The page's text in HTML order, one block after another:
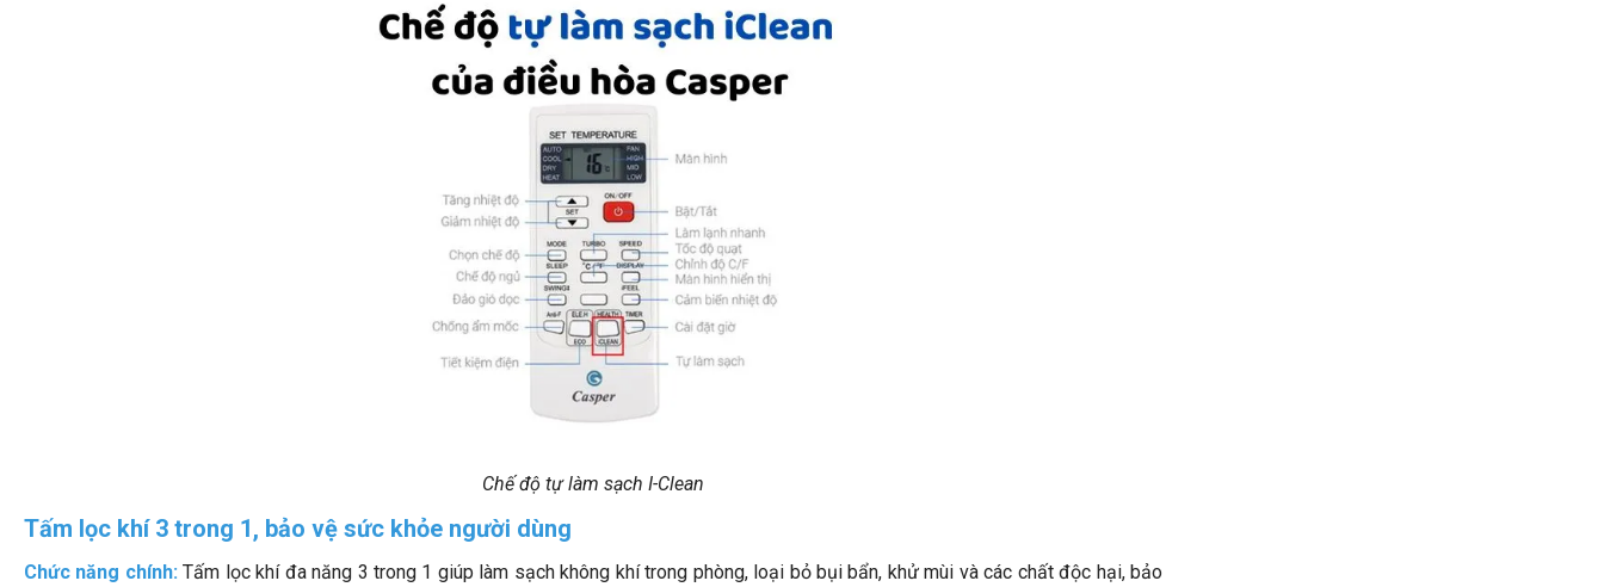
Chế độ tự làm sạch I-Clean
Tấm lọc khí 3 trong 1, bảo vệ sức khỏe người dùng
Chức năng chính:Tấm lọc khí đa năng 3 trong 1 giúp làm sạch không khí trong phòng, loại bỏ bụi bẩn, khử mùi và các chất độc hại, bảo